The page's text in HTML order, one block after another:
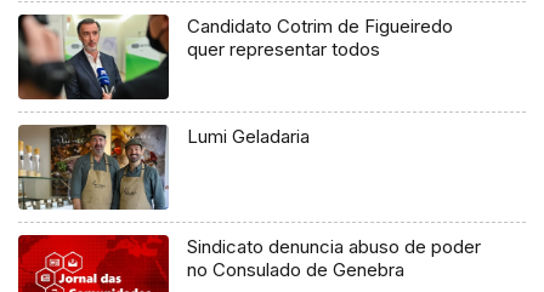
Candidato Cotrim de Figueiredo
quer representar todos
Lumi Geladaria
Sindicato denuncia abuso de poder
no Consulado de Genebra